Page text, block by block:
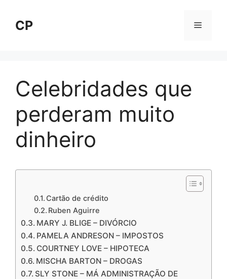
CP Menu
Celebridades que
perderam muito
dinheiro
Cartão de crédito
Ruben Aguirre
MARY J. BLIGE – DIVÓRCIO
PAMELA ANDRESON – IMPOSTOS
COURTNEY LOVE – HIPOTECA
MISCHA BARTON – DROGAS
SLY STONE – MÁ ADMINISTRAÇÃO DE